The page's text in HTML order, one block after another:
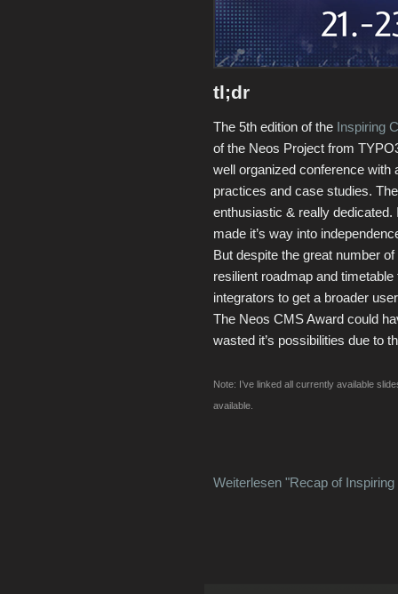
tl;dr
The 5th edition of the Inspiring
of the Neos Project from
well organized conference with
practices and case studies.
enthusiastic & really
made it’s way into
But despite the great number
resilient roadmap and
integrators to get a broader
The Neos CMS Award could
wasted it’s possibilities due to
Note: I’ve linked all currently available
available.
Weiterlesen "Recap of